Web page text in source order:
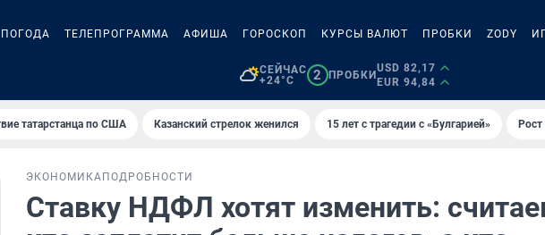
ПОГОДА ТЕЛЕПРОГРАММА АФИША ГОРОСКОП КУРСЫ ВАЛЮТ ПРОБКИ ZODY
СЕЙЧАС
+24°C
2 ПРОБКИ
USD 82,17
EUR 94,84
татарстанца по США Казанский стрелок женился 15 лет с трагедии с «Булгарией»
ЭКОНОМИКА ПОДРОБНОСТИ
Ставку НДФЛ хотят изменить: